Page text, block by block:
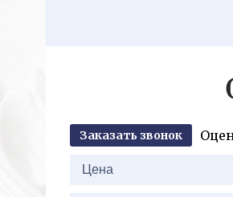
Заказать звонок
Цена